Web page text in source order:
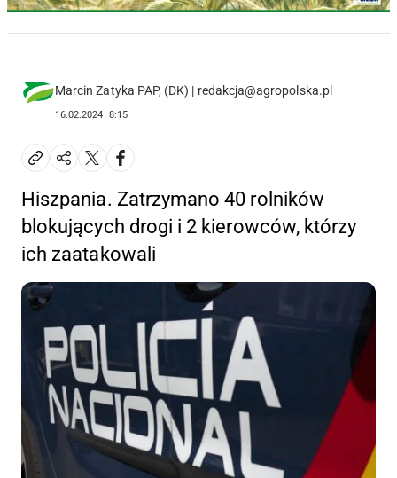
Marcin Zatyka PAP, (DK) | redakcja@agropolska.pl
16.02.2024 8:15
Hiszpania. Zatrzymano 40 rolników
blokujących drogi i 2 kierowców, którzy
ich zaatakowali